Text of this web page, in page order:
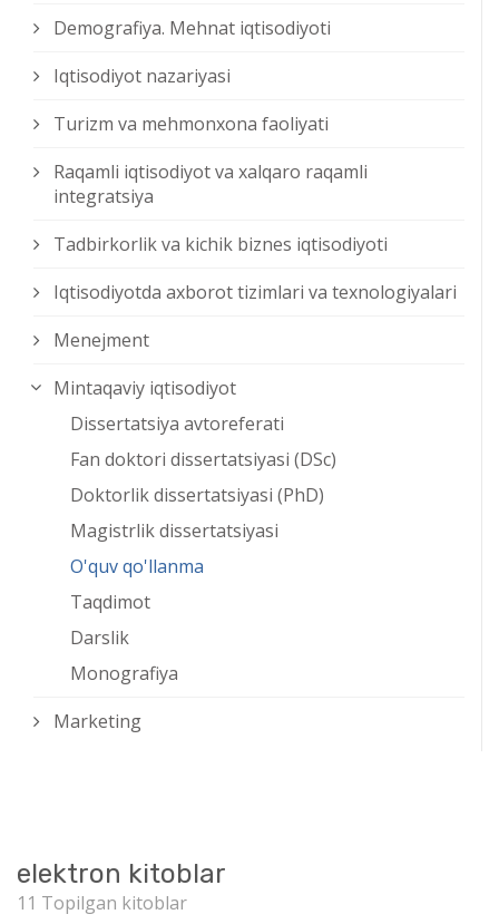
Demografiya. Mehnat iqtisodiyoti
Iqtisodiyot nazariyasi
Turizm va mehmonxona faoliyati
Raqamli iqtisodiyot va xalqaro raqamli
integratsiya
Tadbirkorlik va kichik biznes iqtisodiyoti
Iqtisodiyotda axborot tizimlari va texnologiyalari
Menejment
Mintaqaviy iqtisodiyot
Dissertatsiya avtoreferati
Fan doktori dissertatsiyasi (DSc)
Doktorlik dissertatsiyasi (PhD)
Magistrlik dissertatsiyasi
O'quv qo'llanma
Taqdimot
Darslik
Monografiya
Marketing
elektron kitoblar
11 Topilgan kitoblar